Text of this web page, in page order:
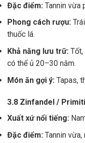
Đặc điểm: Tannin vừa
Phong cách rượu:
thuốc lá.
Khả năng lưu trữ: Tốt,
có thể ủ 20–30 năm.
Món ăn gợi ý: Tapas,
3.8 Zinfandel /
Xuất xứ nổi tiếng:
Đặc điểm: Tannin